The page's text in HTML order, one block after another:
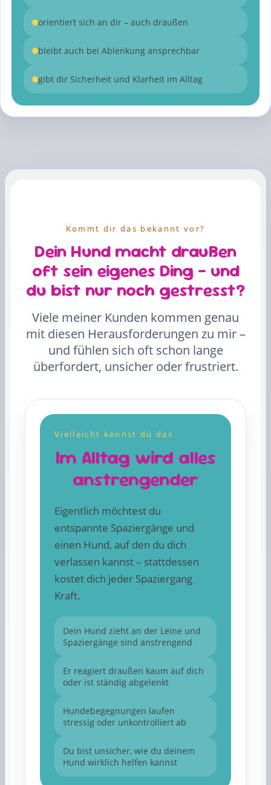
orientiert sich an dir – auch draußen
bleibt auch bei Ablenkung ansprechbar
gibt dir Sicherheit und Klarheit im Alltag
Kommt dir das bekannt vor?
Dein Hund macht draußen
oft sein eigenes Ding – und
du bist nur noch gestresst?
Viele meiner Kunden kommen genau
mit diesen Herausforderungen zu mir –
und fühlen sich oft schon lange
überfordert, unsicher oder frustriert.
Vielleicht kennst du das
Im Alltag wird alles
anstrengender
Eigentlich möchtest du
entspannte Spaziergänge und
einen Hund, auf den du dich
verlassen kannst – stattdessen
kostet dich jeder Spaziergang
Kraft.
Dein Hund zieht an der Leine und
Spaziergänge sind anstrengend
Er reagiert draußen kaum auf dich
oder ist ständig abgelenkt
Hundebegegnungen laufen
stressig oder unkontrolliert ab
Du bist unsicher, wie du deinem
Hund wirklich helfen kannst